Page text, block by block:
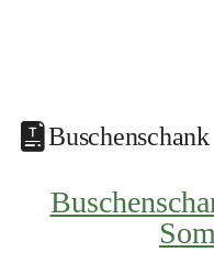
Buschenschank